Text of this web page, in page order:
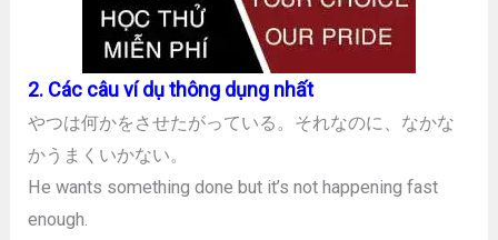
2. Các câu ví dụ thông dụng nhất
やつは何かをさせたがっている。それなのに、なかな
かうまくいかない。
He wants something done but it’s not happening fast
enough.